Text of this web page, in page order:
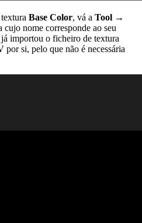
Base Color, vá a Tool →
cujo nome corresponde ao seu
importou o ficheiro de textura
por si, pelo que não é necessária